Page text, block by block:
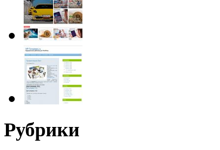
Рубрики